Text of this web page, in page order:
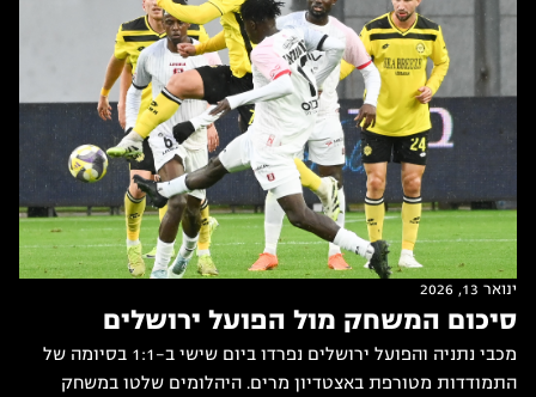
ינואר 13, 2026
סיכום המשחק מול הפועל ירושלים
מכבי נתניה והפועל ירושלים נפרדו ביום שישי ב-1:1 בסיומה של
התמודדות מטורפת באצטדיון מרים. היהלומים שלטו במשחק